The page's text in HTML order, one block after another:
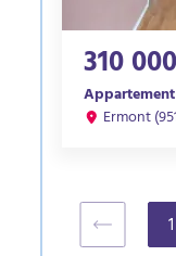
310
Appartement
Ermont
1